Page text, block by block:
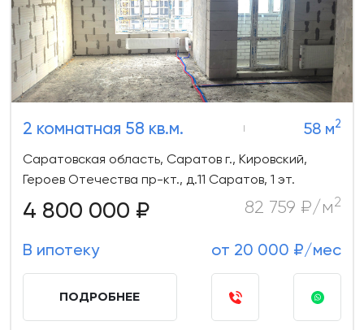
2 комнатная 58 кв.м. 58 м2
Саратовская область, Саратов г., Кировский,
Героев Отечества пр-кт., д.11 Саратов, 1 эт.
4 800 000 ₽ 82 759 ₽/м2
В ипотеку от 20 000 ₽/мес
ПОДРОБНЕЕ